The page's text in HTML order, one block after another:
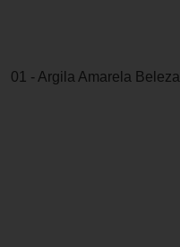
01 - Argila Amarela